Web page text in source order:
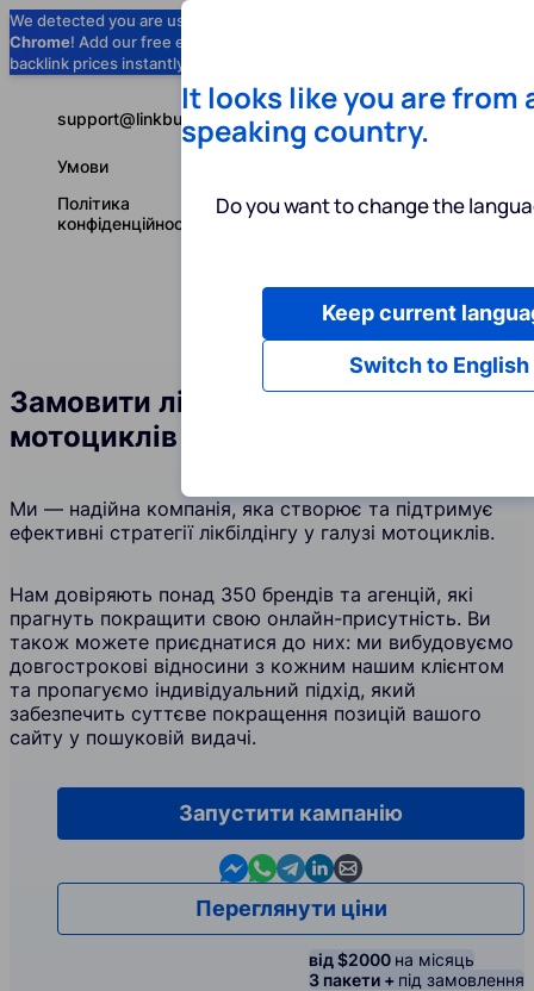
We detected you are using
Chrome! Add our free extension to check
backlink prices instantly as you browse.
Послуги
Українська
support@linkbuilder.com
Умови
Політика
конфіденційності
Замовити лінкбілдинг у галузі
мотоциклів
Ми — надійна компанія, яка створює та підтримує
ефективні стратегії лікбілдінгу у галузі мотоциклів.
Нам довіряють понад 350 брендів та агенцій, які
прагнуть покращити свою онлайн-присутність. Ви
також можете приєднатися до них: ми вибудовуємо
довгострокові відносини з кожним нашим клієнтом
та пропагуємо індивідуальний підхід, який
забезпечить суттєве покращення позицій вашого
сайту у пошуковій видачі.
Запустити кампанію
Contact us in Messenger
Contact us in WhatsApp
Contact us in Telegram
Contact us in Linkedin
Contact us by email
Переглянути ціни
від $2000 на місяць
3 пакети + під замовлення
It looks like you are from
speaking country.
Do you want to change the
Switch to English
Keep current